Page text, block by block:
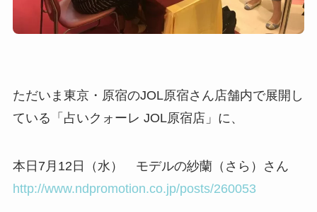
ただいま東京・原宿のJOL原宿さん店舗内で展開し
ている「占いクォーレ JOL原宿店」に、
本日7月12日（水） モデルの紗蘭（さら）さん
http://www.ndpromotion.co.jp/posts/260053